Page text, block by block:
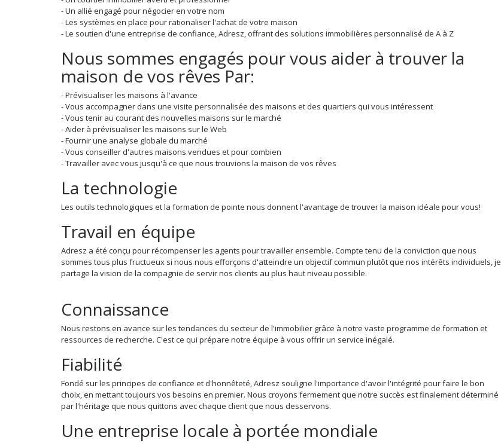
- Un allié engagé pour négocier en votre nom
- Les systèmes en place pour rationaliser l'achat de votre maison
- Le soutien d'une entreprise de confiance, Adresz, offrant des solutions immobilières personnalisé de A à Z
Nous sommes engagés pour vous aider à trouver la
maison de vos rêves Par:
- Prévisualiser les maisons à l'avance
- Vous accompagner dans une visite personnalisée des maisons et des quartiers qui vous intéressent
- Vous tenir au courant des nouvelles maisons sur le marché
- Aider à prévisualiser les maisons sur le Web
- Fournir une analyse globale du marché
- Vous conseiller d'autres maisons vendues et pour combien
- Travailler avec vous jusqu'à ce que nous trouvions la maison de vos rêves
La technologie
Les outils technologiques et la formation de pointe nous donnent l'avantage de trouver la maison idéale pour vous!
Travail en équipe
Adresz a été conçu pour récompenser les agents pour travailler ensemble. Compte tenu de la conviction que nous
sommes tous plus fructueux si nous nous efforçons d'atteindre un objectif commun plutôt que nos intérêts individuels, je
partage la vision de la compagnie de servir nos clients au plus haut niveau possible.
Connaissance
Nous restons en avance sur les tendances du secteur de l'immobilier grâce à notre vaste programme de formation et
ressources de recherche. C'est ce qui prépare notre équipe à vous offrir un service inégalé.
Fiabilité
Fondé sur les principes de confiance et d'honnêteté, Adresz souligne l'importance d'avoir l'intégrité pour faire le bon
choix, en mettant toujours vos besoins en premier. Nous croyons fermement que notre succès est finalement déterminé
par l'héritage que nous quittons avec chaque client que nous desservons.
Une entreprise locale à portée mondiale